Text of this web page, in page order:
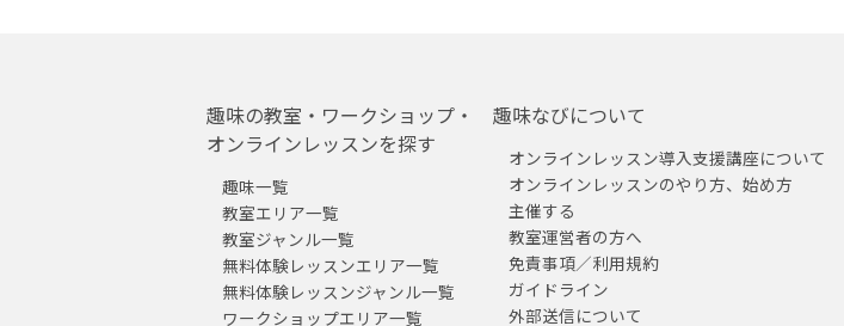
趣味の教室・ワークショップ・
オンラインレッスンを探す
趣味一覧
教室エリア一覧
教室ジャンル一覧
無料体験レッスンエリア一覧
無料体験レッスンジャンル一覧
ワークショップエリア一覧
趣味なびについて
オンラインレッスン導入支援講座について
オンラインレッスンのやり方、始め方
主催する
教室運営者の方へ
免責事項／利用規約
ガイドライン
外部送信について